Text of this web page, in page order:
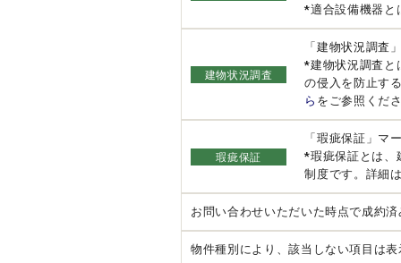
*適合設備機器と
建物状況調査
「建物状況調査
*建物状況調査と
の侵入を防止す
ら をご参照くだ
瑕疵保証
「瑕疵保証」マ
*瑕疵保証とは、
制度です。詳細
お問い合わせいただいた時点で成約
物件種別により、該当しない項目は